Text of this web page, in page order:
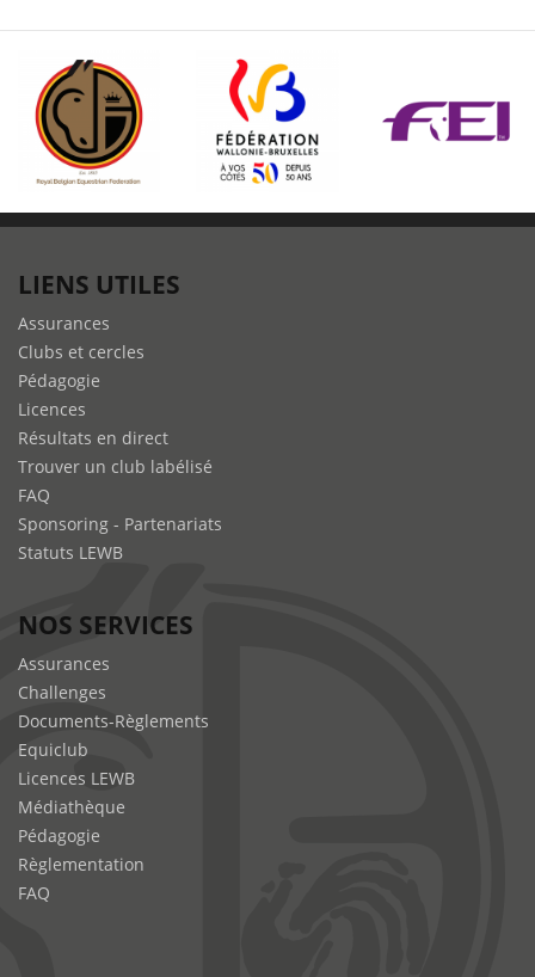
LIENS UTILES
Assurances
Clubs et cercles
Pédagogie
Licences
Résultats en direct
Trouver un club labélisé
FAQ
Sponsoring - Partenariats
Statuts LEWB
NOS SERVICES
Assurances
Challenges
Documents-Règlements
Equiclub
Licences LEWB
Médiathèque
Pédagogie
Règlementation
FAQ